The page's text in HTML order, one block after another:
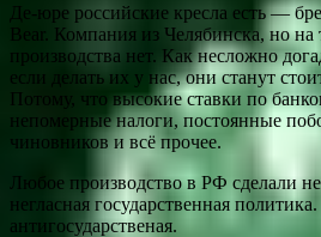
Де-юре российские кресла есть —
Bear. Компания из Челябинска, но
производства нет. Как несложно
если делать их у нас, они станут
Потому, что высокие ставки по
непомерные налоги, постоянные
чиновников и всё прочее.
Любое производство в РФ сделали
негласная государственная
антигосударственая.